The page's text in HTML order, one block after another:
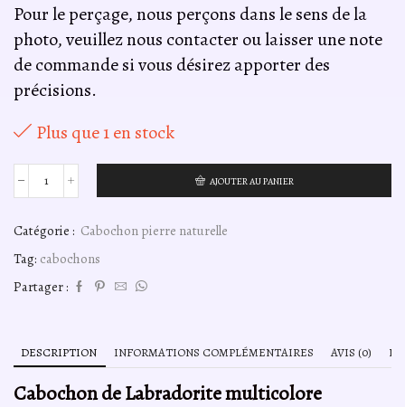
Pour le perçage, nous perçons dans le sens de la
photo, veuillez nous contacter ou laisser une note
de commande si vous désirez apporter des
précisions.
Plus que 1 en stock
quantité
de
de
Labradorite
multicolore
-
AJOUTER AU PANIER
Catégorie : Cabochon pierre naturelle
Tag: cabochons
Partager :
DESCRIPTION INFORMATIONS COMPLÉMENTAIRES AVIS (0)
Cabochon de Labradorite multicolore